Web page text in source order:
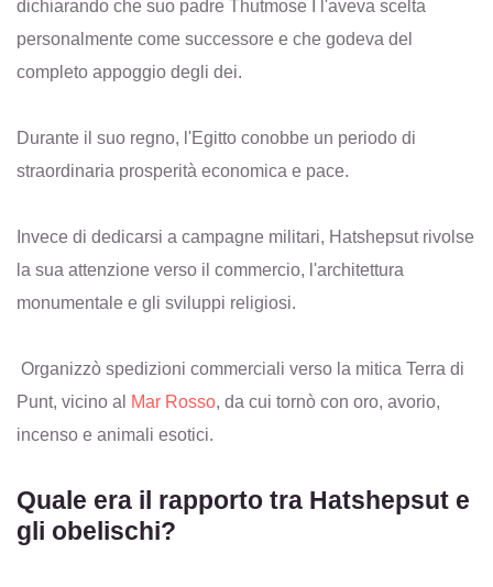
dichiarando che suo padre Thutmose I l'aveva scelta
personalmente come successore e che godeva del
completo appoggio degli dei.
Durante il suo regno, l'Egitto conobbe un periodo di
straordinaria prosperità economica e pace.
Invece di dedicarsi a campagne militari, Hatshepsut rivolse
la sua attenzione verso il commercio, l'architettura
monumentale e gli sviluppi religiosi.
Organizzò spedizioni commerciali verso la mitica Terra di
Punt, vicino al
Mar Rosso, da cui tornò con oro, avorio,
incenso e animali esotici.
Quale era il rapporto tra Hatshepsut e
gli obelischi?